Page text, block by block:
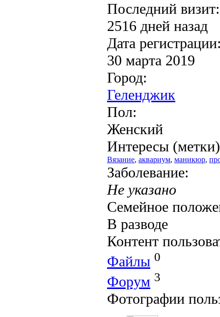
Последний визит:
2516 дней назад
Дата
30 марта 2019
Город:
Геленджик
Пол:
Женский
Интересы
Вязание, аквариум, маникюр,
Заболевание:
Не указано
Семейное
В разводе
Контент
Файлы 0
Форум 3
Фотографии